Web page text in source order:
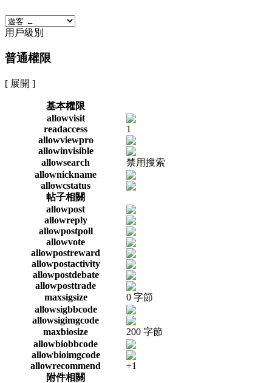
用戶級別
普通權限
[ 展開 ]
基本權限
allowvisit
readaccess
1
allowviewpro
allowinvisible
allowsearch
禁用搜索
allownickname
allowcstatus
帖子相關
allowpost
allowreply
allowpostpoll
allowvote
allowpostreward
allowpostactivity
allowpostdebate
allowposttrade
maxsigsize
0 字節
allowsigbbcode
allowsigimgcode
maxbiosize
200 字節
allowbiobbcode
allowbioimgcode
allowrecommend
+1
附件相關